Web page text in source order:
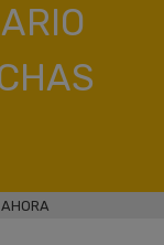
AHORA